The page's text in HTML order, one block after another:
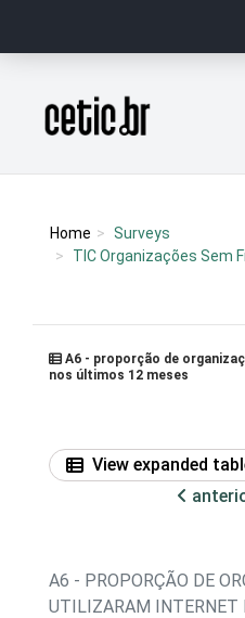
Página inicial
Home
Surveys
TIC Organizações Sem
A6 - proporção de
nos últimos 12 meses
View expanded
A6 - PROPORÇÃO DE
UTILIZARAM INTERNET